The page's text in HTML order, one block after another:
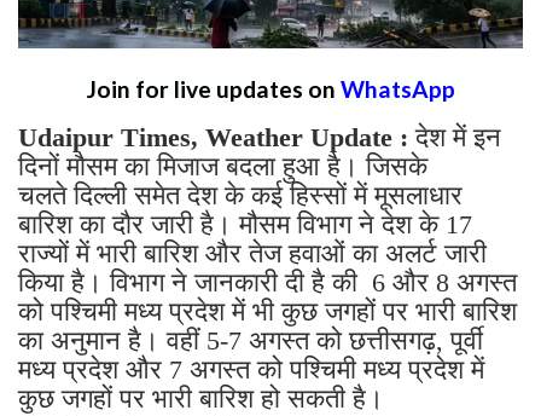
Join for live updates on WhatsApp
Udaipur Times, Weather Update :देश में इन
दिनों मौसम का मिजाज बदला हुआ है। जिसके
चलते दिल्ली समेत देश के कई हिस्सों में मूसलाधार
बारिश का दौर जारी है। मौसम विभाग ने देश के 17
राज्यों में भारी बारिश और तेज हवाओं का अलर्ट जारी
किया है। विभाग ने जानकारी दी है की 6 और 8 अगस्त
को पश्चिमी मध्य प्रदेश में भी कुछ जगहों पर भारी बारिश
का अनुमान है। वहीं 5-7 अगस्त को छत्तीसगढ़, पूर्वी
मध्य प्रदेश और 7 अगस्त को पश्चिमी मध्य प्रदेश में
कुछ जगहों पर भारी बारिश हो सकती है।